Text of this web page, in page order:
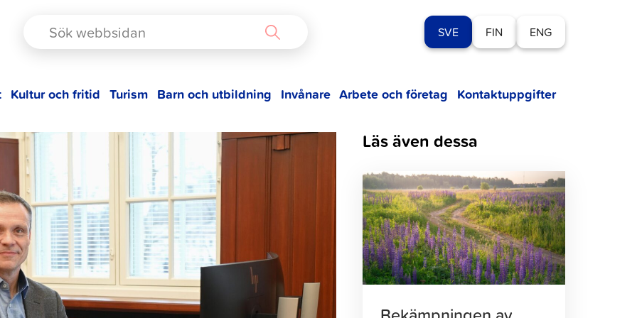
SVE FIN ENG
Kultur och fritid Turism Barn och utbildning Invånare Arbete och företag Kontaktuppgifter
Läs även dessa
Klicka
för
att
läsa
artikeln